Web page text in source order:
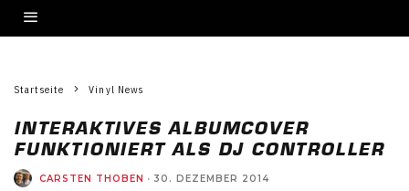
Startseite Vinyl News
INTERAKTIVES ALBUMCOVER
FUNKTIONIERT ALS DJ CONTROLLER
CARSTEN THOBEN · 30. DEZEMBER 2014